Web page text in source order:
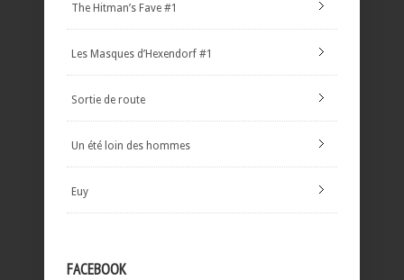
The Hitman’s Fave #1
Les Masques d’Hexendorf #1
Sortie de route
Un été loin des hommes
Euy
FACEBOOK